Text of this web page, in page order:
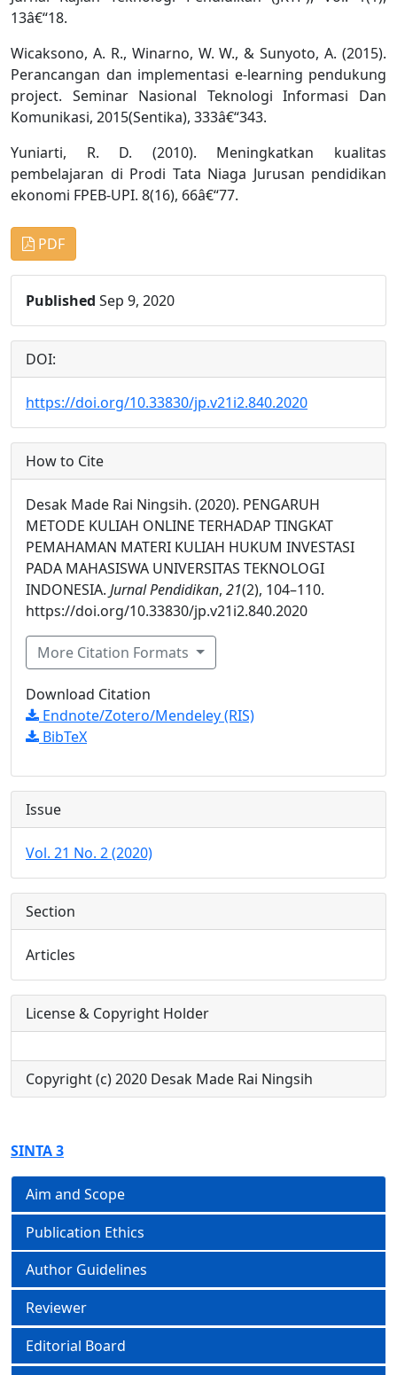
13â€“18.
Wicaksono, A. R., Winarno, W. W., & Sunyoto, A. (2015).
Perancangan dan implementasi e-learning pendukung
project. Seminar Nasional Teknologi Informasi Dan
Komunikasi, 2015(Sentika), 333â€“343.
Yuniarti, R. D. (2010). Meningkatkan kualitas
pembelajaran di Prodi Tata Niaga Jurusan pendidikan
ekonomi FPEB-UPI. 8(16), 66â€“77.
PDF
Published Sep 9, 2020
DOI:
https://doi.org/10.33830/jp.v21i2.840.2020
How to Cite
Desak Made Rai Ningsih. (2020). PENGARUH
METODE KULIAH ONLINE TERHADAP TINGKAT
PEMAHAMAN MATERI KULIAH HUKUM INVESTASI
PADA MAHASISWA UNIVERSITAS TEKNOLOGI
INDONESIA. Jurnal Pendidikan, 21(2), 104–110.
https://doi.org/10.33830/jp.v21i2.840.2020
More Citation Formats
Download Citation
Endnote/Zotero/Mendeley (RIS)
BibTeX
Issue
Vol. 21 No. 2 (2020)
Section
Articles
License & Copyright Holder
Copyright (c) 2020 Desak Made Rai Ningsih
SINTA 3
Aim and Scope
Publication Ethics
Author Guidelines
Reviewer
Editorial Board